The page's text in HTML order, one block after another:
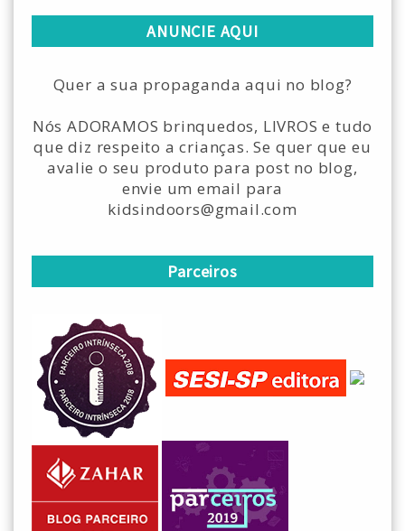
ANUNCIE AQUI
Quer a sua propaganda aqui no blog?
Nós ADORAMOS brinquedos, LIVROS e tudo
que diz respeito a crianças. Se quer que eu
avalie o seu produto para post no blog,
envie um email para
kidsindoors@gmail.com
Parceiros